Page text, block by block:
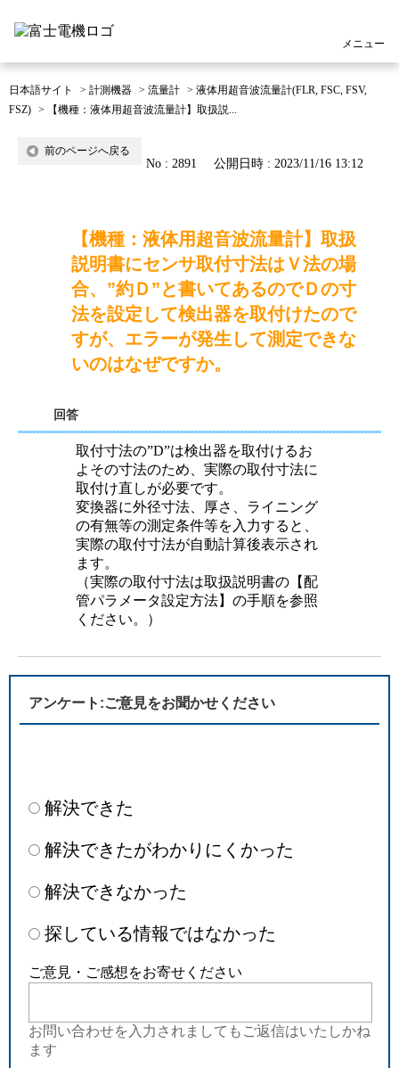
メニュー
日本語サイト > 計測機器 > 流量計 > 液体用超音波流量計(FLR, FSC, FSV,
FSZ) > 【機種：液体用超音波流量計】取扱説...
前のページへ戻る
No : 2891 公開日時 : 2023/11/16 13:12
【機種：液体用超音波流量計】取扱
説明書にセンサ取付寸法はＶ法の場
合、”約Ｄ”と書いてあるのでＤの寸
法を設定して検出器を取付けたので
すが、エラーが発生して測定できな
いのはなぜですか。
回答
取付寸法の”D”は検出器を取付けるお
よその寸法のため、実際の取付寸法に
取付け直しが必要です。
変換器に外径寸法、厚さ、ライニング
の有無等の測定条件等を入力すると、
実際の取付寸法が自動計算後表示され
ます。
（実際の取付寸法は取扱説明書の【配
管パラメータ設定方法】の手順を参照
ください。）
アンケート:ご意見をお聞かせください
解決できた
解決できたがわかりにくかった
解決できなかった
探している情報ではなかった
ご意見・ご感想をお寄せください
お問い合わせを入力されましてもご返信はいたしかね
ます